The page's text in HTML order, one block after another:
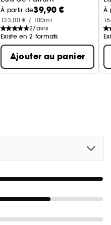
À partir de39,90 €
133,00 € / 100ml
27avis
Existe en 2 formats
Ajouter au panier
À